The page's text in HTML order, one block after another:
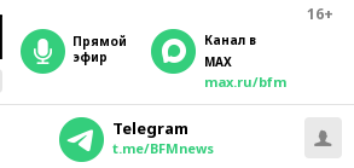
16+
прямой
эфир
Канал в
MAX
max.ru/bfm
Telegram
t.me/BFMnews